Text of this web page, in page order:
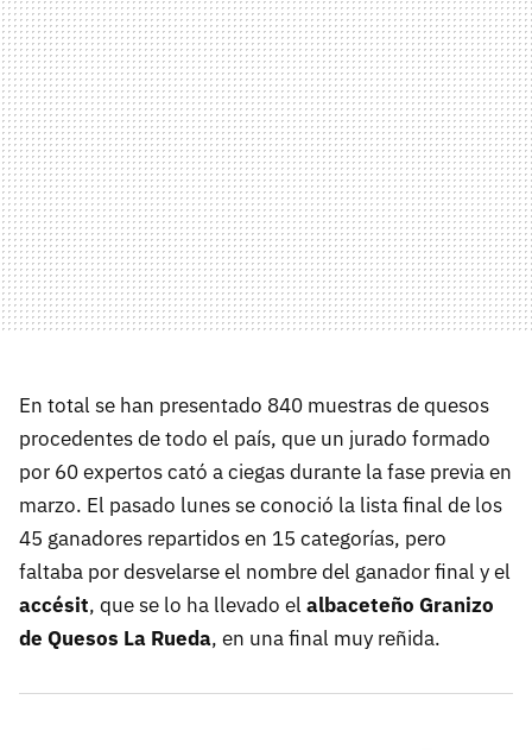
En total se han presentado 840 muestras de quesos
procedentes de todo el país, que un jurado formado
por 60 expertos cató a ciegas durante la fase previa en
marzo. El pasado lunes se conoció la lista final de los
45 ganadores repartidos en 15 categorías, pero
faltaba por desvelarse el nombre del ganador final y el
accésit, que se lo ha llevado el albaceteño Granizo
de Quesos La Rueda, en una final muy reñida.